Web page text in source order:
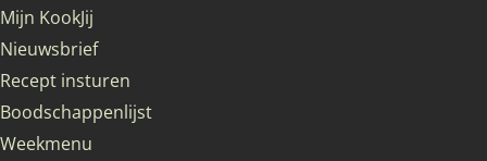
Mijn KookJij
Nieuwsbrief
Recept insturen
Boodschappenlijst
Weekmenu